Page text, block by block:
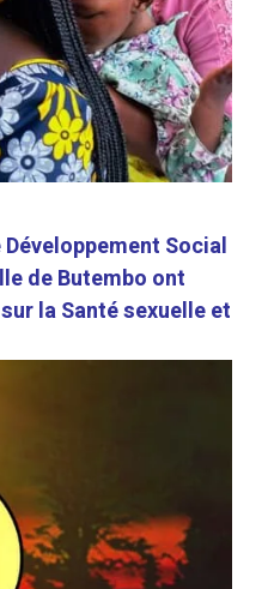
Social
de Butembo ont
la Santé sexuelle et